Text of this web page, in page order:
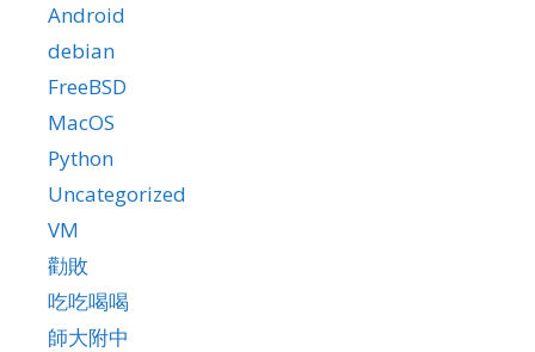
Android
debian
FreeBSD
MacOS
Python
Uncategorized
VM
勸敗
吃吃喝喝
師大附中